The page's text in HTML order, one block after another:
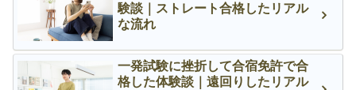
験談｜ストレート合格したリアル
な流れ
一発試験に挫折して合宿免許で合
格した体験談｜遠回りしたリアル